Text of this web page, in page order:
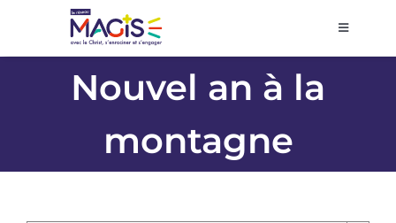
contenu
Toggle
Nouvel an à la
montagne